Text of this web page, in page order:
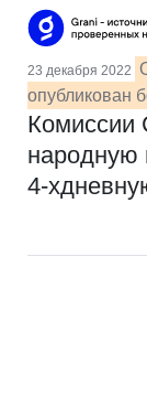
23 декабря 2022
опубликован
Комиссии
народную
4-